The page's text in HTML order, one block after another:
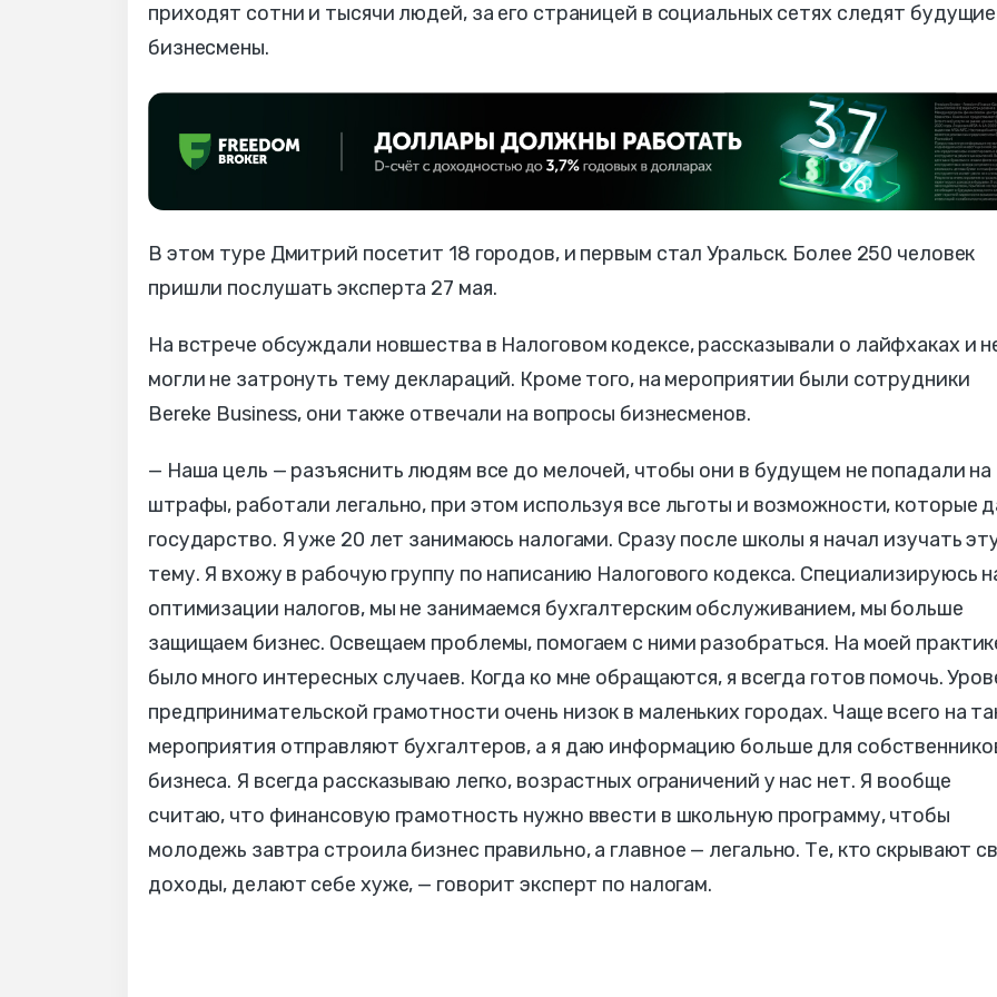
приходят сотни и тысячи людей, за его страницей в социальных сетях следят будущие
бизнесмены.
В этом туре Дмитрий посетит 18 городов, и первым стал Уральск. Более 250 человек
пришли послушать эксперта 27 мая.
На встрече обсуждали новшества в Налоговом кодексе, рассказывали о лайфхаках и
могли не затронуть тему деклараций. Кроме того, на мероприятии были сотрудники
Bereke Business, они также отвечали на вопросы бизнесменов.
— Наша цель — разъяснить людям все до мелочей, чтобы они в будущем не попадали на
штрафы, работали легально, при этом используя все льготы и возможности, которые
государство. Я уже 20 лет занимаюсь налогами. Сразу после школы я начал изучать
тему. Я вхожу в рабочую группу по написанию Налогового кодекса. Специализируюсь
оптимизации налогов, мы не занимаемся бухгалтерским обслуживанием, мы больше
защищаем бизнес. Освещаем проблемы, помогаем с ними разобраться. На моей
было много интересных случаев. Когда ко мне обращаются, я всегда готов помочь.
предпринимательской грамотности очень низок в маленьких городах. Чаще всего на
мероприятия отправляют бухгалтеров, а я даю информацию больше для
бизнеса. Я всегда рассказываю легко, возрастных ограничений у нас нет. Я вообще
считаю, что финансовую грамотность нужно ввести в школьную программу, чтобы
молодежь завтра строила бизнес правильно, а главное — легально. Те, кто скрывают
доходы, делают себе хуже, — говорит эксперт по налогам.